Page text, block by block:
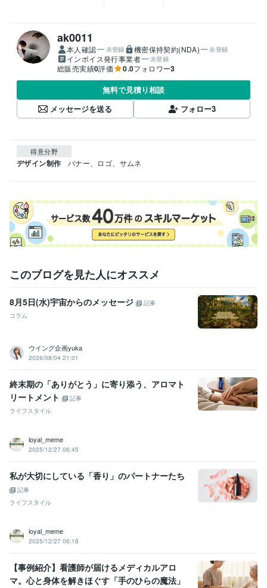
ak0011
本人確認 未登録 機密保持契約(NDA) 未登録
インボイス発行事業者 未登録
総販売実績0評価 0.0フォロワー3
無料で見積り相談
メッセージを送る
フォロー3
得意分野
デザイン制作 バナー、ロゴ、サムネ
このブログを見た人にオススメ
8月5日(水)宇宙からのメッセージ
記事
コラム
ウイング企画yuka
2026/08/04 21:01
終末期の「ありがとう」に寄り添う、アロマト
リートメント
記事
ライフスタイル
loyal_meme
2025/12/27 06:45
私が大切にしている「香り」のパートナーたち
記事
ライフスタイル
loyal_meme
2025/12/27 06:18
【事例紹介】看護師が届けるメディカルアロ
マ。心と身体を解きほぐす「手のひらの魔法」